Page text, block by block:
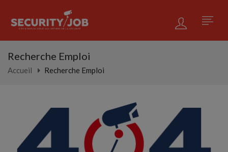
Recherche Emploi
Accueil Recherche Emploi